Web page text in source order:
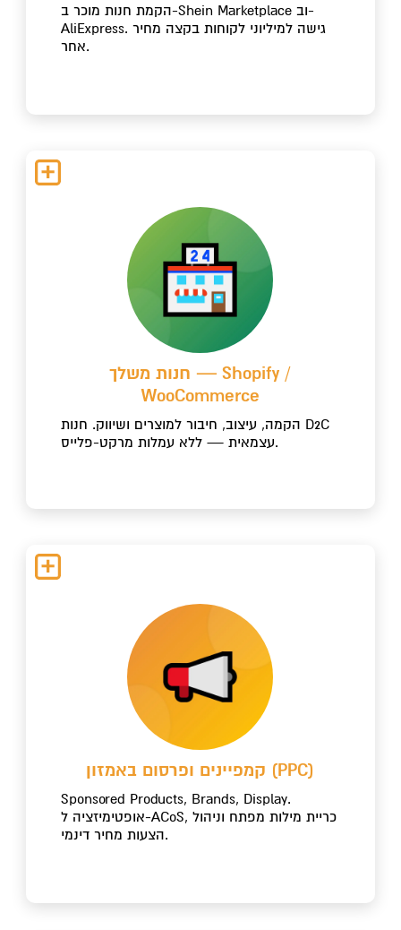
הקמת חנות מוכר ב-Shein Marketplace וב-
AliExpress. גישה למיליוני לקוחות בקצה מחיר
אחר.
חנות משלך — Shopify /
WooCommerce
הקמה, עיצוב, חיבור למוצרים ושיווק. חנות D2C
עצמאית — ללא עמלות מרקט-פלייס.
קמפיינים ופרסום באמזון (PPC)
Sponsored Products, Brands, Display.
אופטימיזציה ל-ACoS, כריית מילות מפתח וניהול
הצעות מחיר דינמי.